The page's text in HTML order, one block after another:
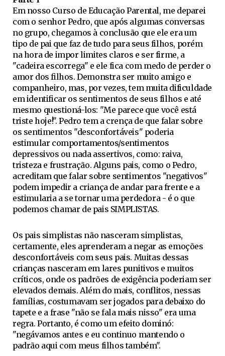
Em nosso Curso de Educação Parental, me deparei
com o senhor Pedro, que após algumas conversas
no grupo, chegamos à conclusão que ele era um
tipo de pai que faz de tudo para seus filhos, porém
na hora de impor limites claros e ser firme, a
"cadeira escorrega" e ele fica com medo de perder o
amor dos filhos. Demonstra ser muito amigo e
companheiro, mas, por vezes, tem muita dificuldade
em identificar os sentimentos de seus filhos e até
mesmo questioná-los: "Me parece que você está
triste hoje!". Pedro tem a crença de que falar sobre
os sentimentos "desconfortáveis" poderia
estimular comportamentos/sentimentos
depressivos ou nada assertivos, como: raiva,
tristeza e frustração. Alguns pais, como o Pedro,
acreditam que falar sobre sentimentos "negativos"
podem impedir a criança de andar para frente e a
estimularia a se tornar uma perdedora - é o que
podemos chamar de pais SIMPLISTAS.
Os pais simplistas não nasceram simplistas,
certamente, eles aprenderam a negar as emoções
desconfortáveis com seus pais. Muitas dessas
crianças nasceram em lares punitivos e muitos
críticos, onde os padrões de exigência poderiam ser
elevados demais. Além do mais, conflitos, nessas
famílias, costumavam ser jogados para debaixo do
tapete e a frase "não se fala mais nisso" era uma
regra. Portanto, é como um efeito dominó:
"negávamos antes e eu continuo mantendo o
padrão aqui com meus filhos também".